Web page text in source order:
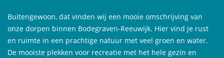
Buitengewoon, dat vinden wij een mooie omschrijving van
onze dorpen binnen Bodegraven-Reeuwijk. Hier vind je rust
en ruimte in een prachtige natuur met veel groen en water.
De mooiste plekken voor recreatie met het hele gezin en